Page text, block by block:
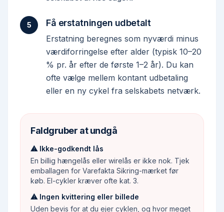
5 Få erstatningen udbetalt
Erstatning beregnes som nyværdi minus
værdiforringelse efter alder (typisk 10–20
% pr. år efter de første 1–2 år). Du kan
ofte vælge mellem kontant udbetaling
eller en ny cykel fra selskabets netværk.
Faldgruber at undgå
⚠ Ikke-godkendt lås
En billig hængelås eller wirelås er ikke nok. Tjek
emballagen for Varefakta Sikring-mærket før
køb. El-cykler kræver ofte kat. 3.
⚠ Ingen kvittering eller billede
Uden bevis for at du ejer cyklen, og hvor meget